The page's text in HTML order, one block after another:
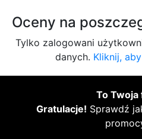
Oceny na
Tylko zalogowani
danych. Kliknij,
To Twoja
Gratulacje! Sprawdź